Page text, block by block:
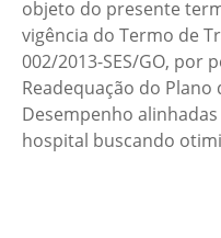
objeto do presente
vigência do Termo de
002/2013-SES/GO, por
Readequação do
Desempenho
hospital buscando